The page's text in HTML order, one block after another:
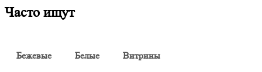
Часто ищут
Бежевые Белые Витрины